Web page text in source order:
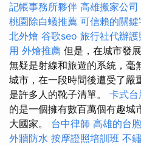
記帳事務所夥伴 高雄搬家公司
桃園除白蟻推薦 可信賴的關
北外燴 谷歌seo 旅行社代辦護
用 外燴推薦 但是，在城市發
無疑是射線和旅遊的系統，毫
城市，在一段時間後遭受了嚴
是許多人的靴子清單。 卡式台
的是一個擁有數百萬個有趣城
大國家。 台中律師 高雄的台
外牆防水 按摩證照培訓班 不